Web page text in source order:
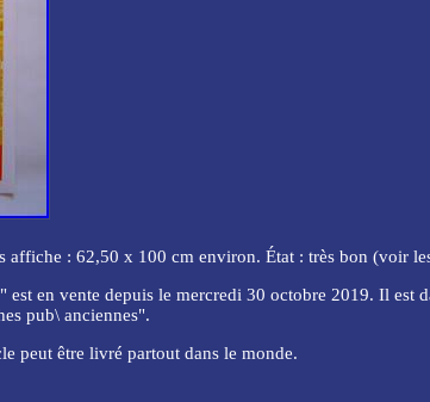
: 62,50 x 100 cm environ. État : très bon (voir
en vente depuis le mercredi 30 octobre 2019. Il est
pub\ anciennes".
peut être livré partout dans le monde.